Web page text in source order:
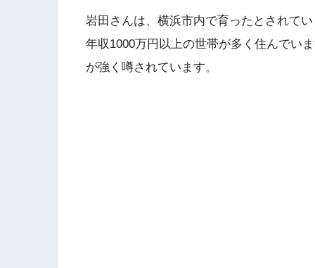
岩田さんは、横浜市内で育ったとされて
年収1000万円以上の世帯が多く住んでい
が強く噂されています。